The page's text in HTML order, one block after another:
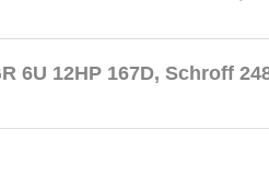
6U 12HP 167D, Schroff